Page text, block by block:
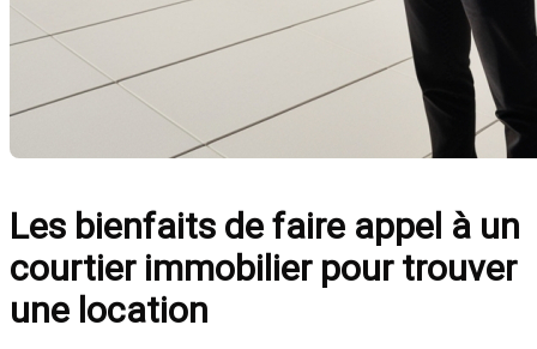
Les bienfaits de faire appel à un
courtier immobilier pour trouver
une location